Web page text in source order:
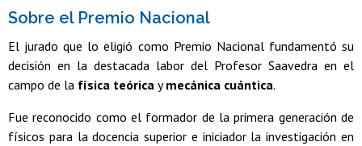
Sobre el Premio Nacional
El jurado que lo eligió como Premio Nacional fundamentó su
decisión en la destacada labor del Profesor Saavedra en el
campo de la física teórica ymecánica cuántica.
Fue reconocido como el formador de la primera generación de
físicos para la docencia superior e iniciador la investigación en